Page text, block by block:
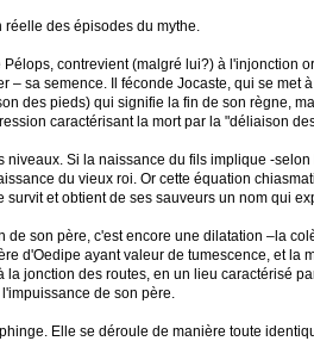
des épisodes du mythe.
contrevient (malgré lui?) à l'injonction
sa semence. Il féconde Jocaste, qui se met
des pieds) qui signifie la fin de son règne,
caractérisant la mort par la "déliaison
Si la naissance du fils implique -
du vieux roi. Or cette équation
et obtient de ses sauveurs un nom qui
son père, c'est encore une dilatation –la
d'Oedipe ayant valeur de tumescence, et la
jonction des routes, en un lieu caractérisé
de son père.
Elle se déroule de manière toute